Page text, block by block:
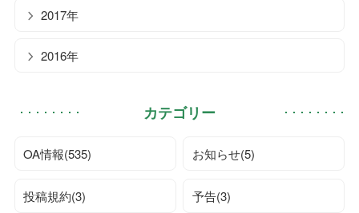
2017年
2016年
カテゴリー
OA情報(535) お知らせ(5)
投稿規約(3) 予告(3)